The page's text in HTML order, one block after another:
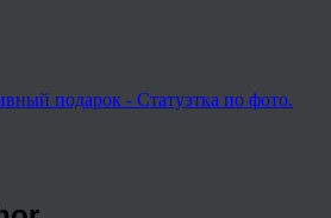
подарок - Статуэтка по фото.